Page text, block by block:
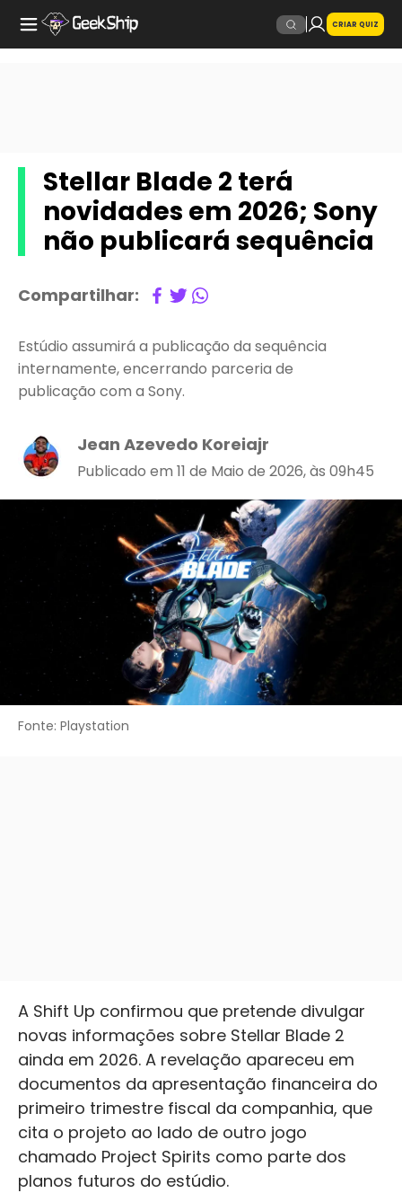
CRIAR QUIZ
Stellar Blade 2 terá
novidades em 2026; Sony
não publicará sequência
Compartilhar:
Estúdio assumirá a publicação da sequência
internamente, encerrando parceria de
publicação com a Sony.
Jean Azevedo Koreiajr
Publicado em 11 de Maio de 2026, às 09h45
Fonte: Playstation
A Shift Up confirmou que pretende divulgar
novas informações sobre Stellar Blade 2
ainda em 2026. A revelação apareceu em
documentos da apresentação financeira do
primeiro trimestre fiscal da companhia, que
cita o projeto ao lado de outro jogo
chamado Project Spirits como parte dos
planos futuros do estúdio.